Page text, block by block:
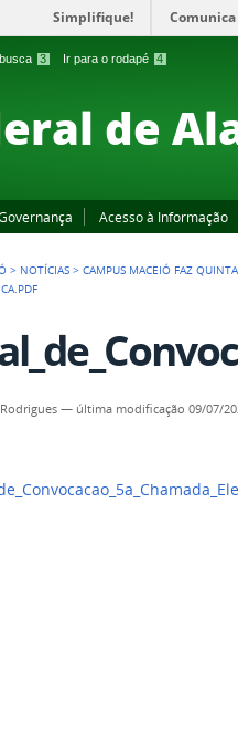
3 Ir para o rodapé 4
Simplifique! Comunica
de
Acesso à Informação
> NOTÍCIAS >CAMPUS MACEIÓ FAZ
— última modificação 09/07/